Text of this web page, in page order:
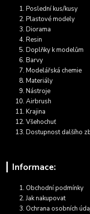
Poslední kus/kusy
Plastové modely
Diorama
Resin
Doplňky k modelům
Barvy
Modelářská chemie
Materiály
Nástroje
Airbrush
Krajina
Všehochuť
Dostupnost dalšího
Informace:
Obchodní podmínky
Jak nakupovat
Ochrana osobních